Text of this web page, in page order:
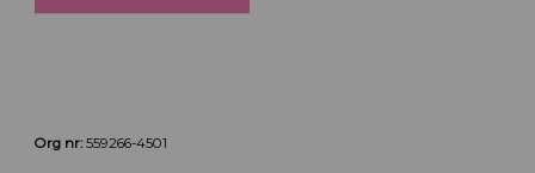
Org nr:559266-4501